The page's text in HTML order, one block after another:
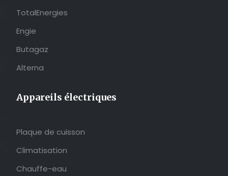
TotalEnergies
Engie
Butagaz
Alterna
Appareils électriques
Plaque de cuisson
Climatisation
Chauffe-eau